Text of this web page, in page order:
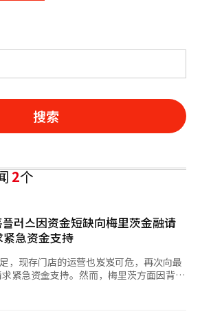
搜索
2个
플러스因资金短缺向梅里茨金融请
紧急资金支持
，现存门店的运营也岌岌可危，再次向最
紧急资金支持。然而，梅里茨方面因背信
明确履行担保的情况下，难以提供额外贷